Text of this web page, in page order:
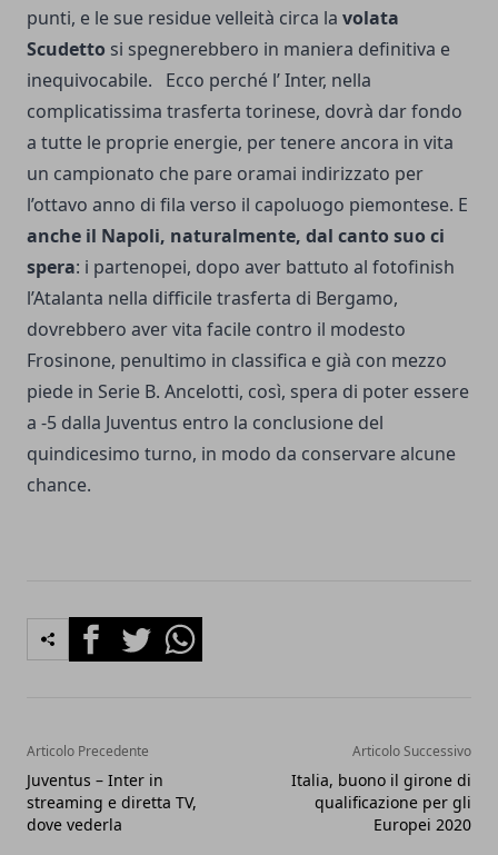
punti, e le sue residue velleità circa la volata
Scudetto si spegnerebbero in maniera definitiva e
inequivocabile. Ecco perché l’ Inter, nella
complicatissima trasferta torinese, dovrà dar fondo
a tutte le proprie energie, per tenere ancora in vita
un campionato che pare oramai indirizzato per
l’ottavo anno di fila verso il capoluogo piemontese. E
anche il Napoli, naturalmente, dal canto suo ci
spera: i partenopei, dopo aver battuto al fotofinish
l’Atalanta nella difficile trasferta di Bergamo,
dovrebbero aver vita facile contro il modesto
Frosinone, penultimo in classifica e già con mezzo
piede in Serie B. Ancelotti, così, spera di poter essere
a -5 dalla Juventus entro la conclusione del
quindicesimo turno, in modo da conservare alcune
chance.
FacebookTwitterWhatsapp
Articolo Precedente
Juventus – Inter in
streaming e diretta TV,
dove vederla
Articolo Successivo
Italia, buono il girone di
qualificazione per gli
Europei 2020